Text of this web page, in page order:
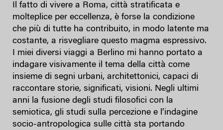
Il fatto di vivere a Roma, città stratificata e
molteplice per eccellenza, è forse la condizione
che più di tutte ha contribuito, in modo latente ma
costante, a risvegliare questo magma espressivo.
I miei diversi viaggi a Berlino mi hanno portato a
indagare visivamente il tema della città come
insieme di segni urbani, architettonici, capaci di
raccontare storie, significati, visioni. Negli ultimi
anni la fusione degli studi filosofici con la
semiotica, gli studi sulla percezione e l’indagine
socio-antropologica sulle città sta portando